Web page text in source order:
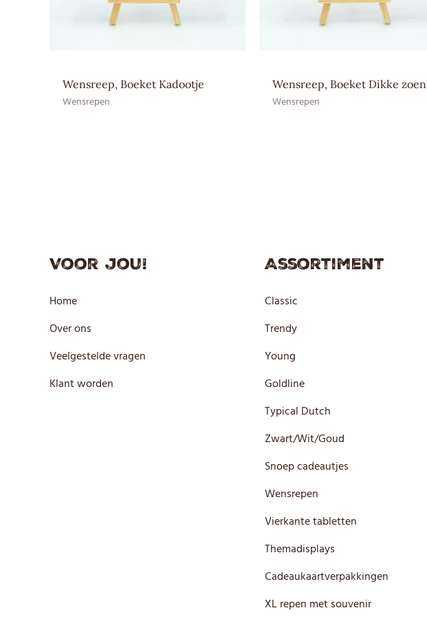
Ingrediënten
EAN HE
Wensreep, Boeket Kadootje
Wensrepen
Wensreep, Boeket Dikke zoen
Wensrepen
Voor jou!
Home
Over ons
Veelgestelde vragen
Klant worden
Assortiment
Classic
Trendy
Young
Goldline
Typical Dutch
Zwart/Wit/Goud
Snoep cadeautjes
Wensrepen
Vierkante tabletten
Themadisplays
Cadeaukaartverpakkingen
XL repen met souvenir